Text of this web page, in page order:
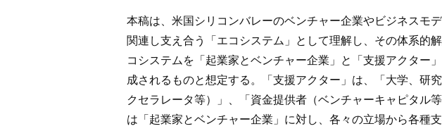
本稿は、米国シリコンバレーのベンチャー企業やビジネスモ
関連し支え合う「エコシステム」として理解し、その体系的
コシステムを「起業家とベンチャー企業」と「支援アクター
成されるものと想定する。「支援アクター」は、「大学、研
クセラレータ等）」、「資金提供者（ベンチャーキャピタル
は「起業家とベンチャー企業」に対し、各々の立場から各種